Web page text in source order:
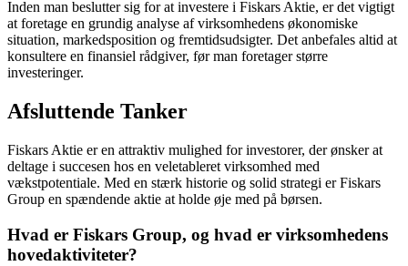
Inden man beslutter sig for at investere i Fiskars Aktie, er det vigtigt
at foretage en grundig analyse af virksomhedens økonomiske
situation, markedsposition og fremtidsudsigter. Det anbefales altid at
konsultere en finansiel rådgiver, før man foretager større
investeringer.
Afsluttende Tanker
Fiskars Aktie er en attraktiv mulighed for investorer, der ønsker at
deltage i succesen hos en veletableret virksomhed med
vækstpotentiale. Med en stærk historie og solid strategi er Fiskars
Group en spændende aktie at holde øje med på børsen.
Hvad er Fiskars Group, og hvad er virksomhedens
hovedaktiviteter?